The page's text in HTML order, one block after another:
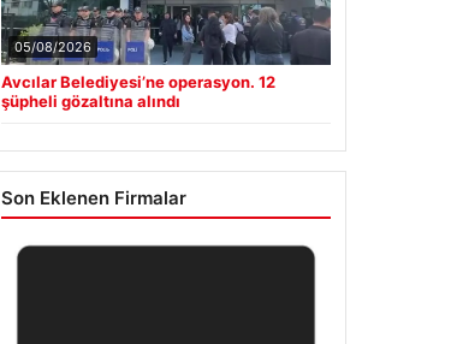
05/08/2026
Avcılar Belediyesi’ne operasyon. 12
şüpheli gözaltına alındı
Son Eklenen Firmalar